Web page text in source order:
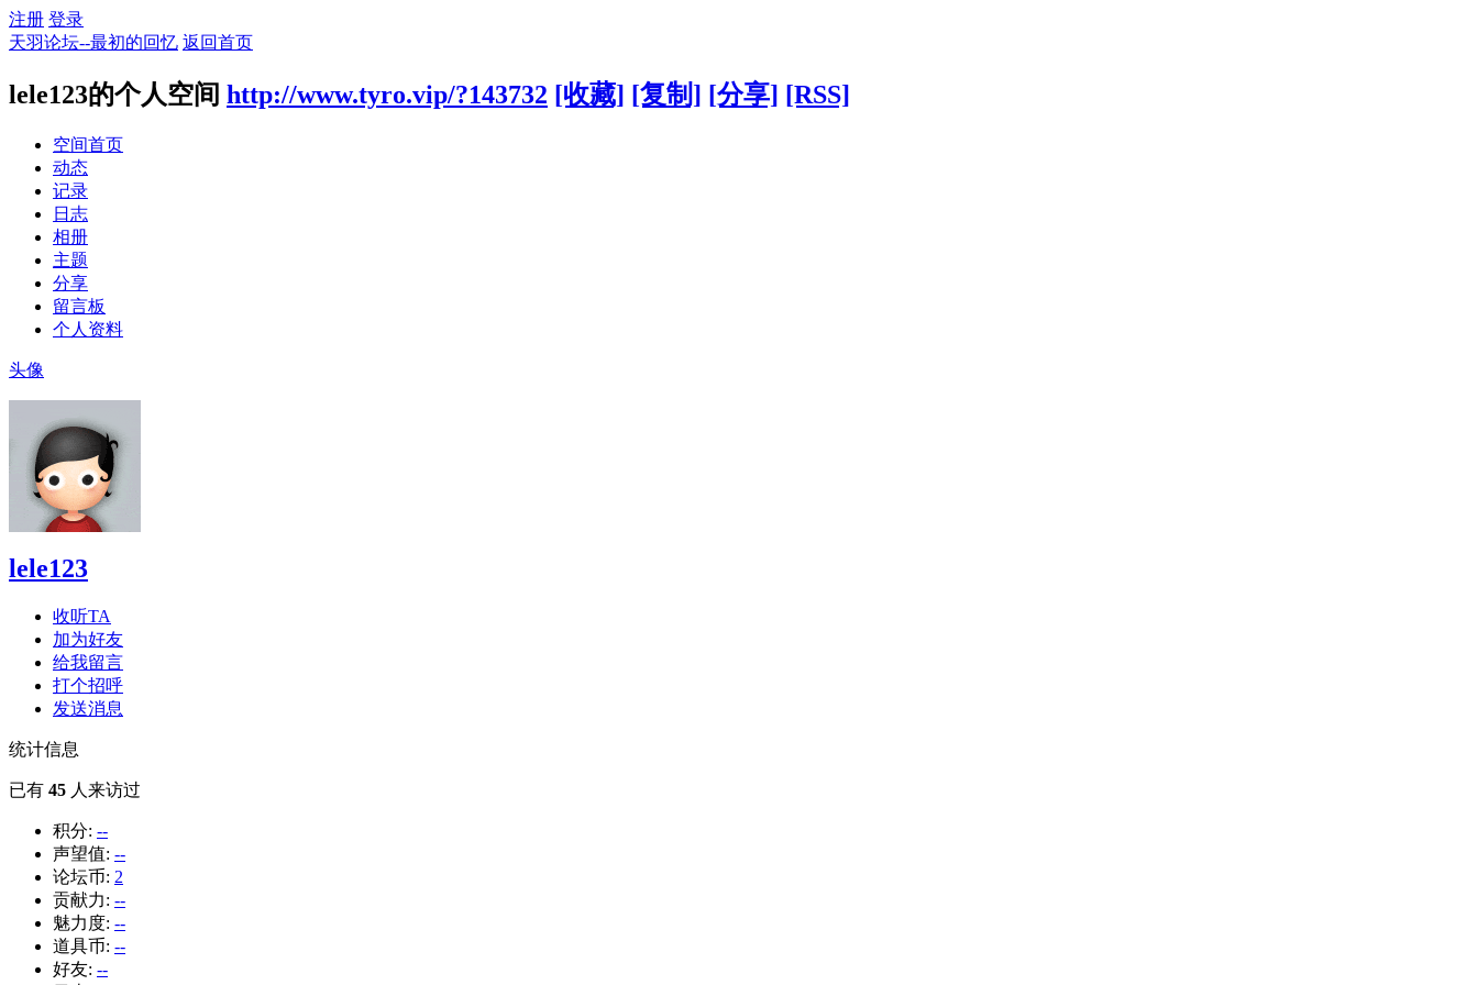
注册 登录
天羽论坛--最初的回忆 返回首页
lele123的个人空间 http://www.tyro.vip/?143732 [收藏] [复制] [分享] [RSS]
空间首页
动态
记录
日志
相册
主题
分享
留言板
个人资料
头像
lele123
收听TA
加为好友
给我留言
打个招呼
发送消息
统计信息
已有 45 人来访过
积分: --
声望值: --
论坛币: 2
贡献力: --
魅力度: --
道具币: --
好友: --